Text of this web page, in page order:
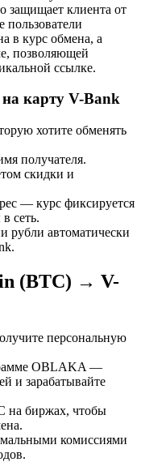
защищает клиента от
пользователи
в курс обмена, а
позволяющей
ссылке.
карту V-Bank
хотите обменять
получателя.
скидки и
— курс фиксируется
сеть.
рубли автоматически
(BTC) → V-
персональную
OBLAKA —
и зарабатывайте
на биржах, чтобы
комиссиями